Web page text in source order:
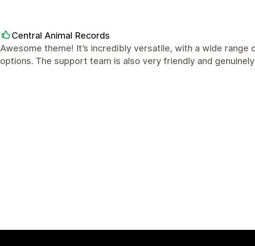
Central Animal Records
Awesome theme! It’s incredibly versatile, with a wide
options. The support team is also very friendly and